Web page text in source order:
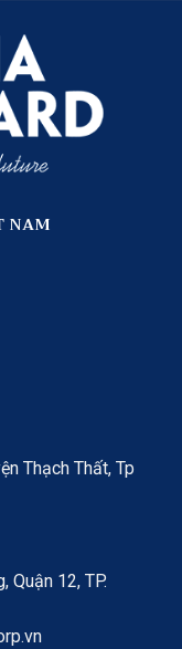
NAM
Thạch Thất, Tp
Quận 12, TP.